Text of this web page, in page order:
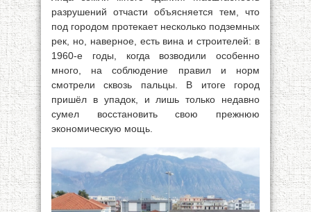
разрушений отчасти объясняется тем, что
под городом протекает несколько подземных
рек, но, наверное, есть вина и строителей: в
1960-е годы, когда возводили особенно
много, на соблюдение правил и норм
смотрели сквозь пальцы. В итоге город
пришёл в упадок, и лишь только недавно
сумел восстановить свою прежнюю
экономическую мощь.